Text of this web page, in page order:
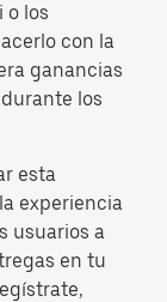
o los
con la
ganancias
los
esta
experiencia
usuarios a
en tu